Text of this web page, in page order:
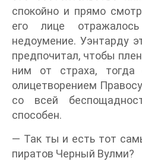
спокойно и прямо
его лице
недоумение. Уэнтарду
предпочитал, чтобы
ним от страха, тогда
олицетворением
со всей
способен.
— Так ты и есть тот
пиратов Черный Вулми?